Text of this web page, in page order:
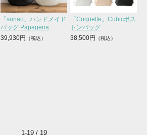
「sunao」ハンドメイド
バッグ Papagena
39,930円
「Coquette」Cubicボス
トンバッグ
38,500円
1-19 / 19